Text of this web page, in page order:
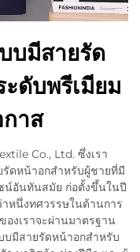
บมีสายรัด
ดับพรีเมียม
าส
Co., Ltd. ซึ่งเรา
ดหน้าอกสำหรับผู้ชายที่มี
น์อันทันสมัย ก่อตั้งขึ้นในปี
หนึ่งทศวรรษในด้านการ
งเราจะผ่านมาตรฐาน
มีสายรัดหน้าอกสำหรับ